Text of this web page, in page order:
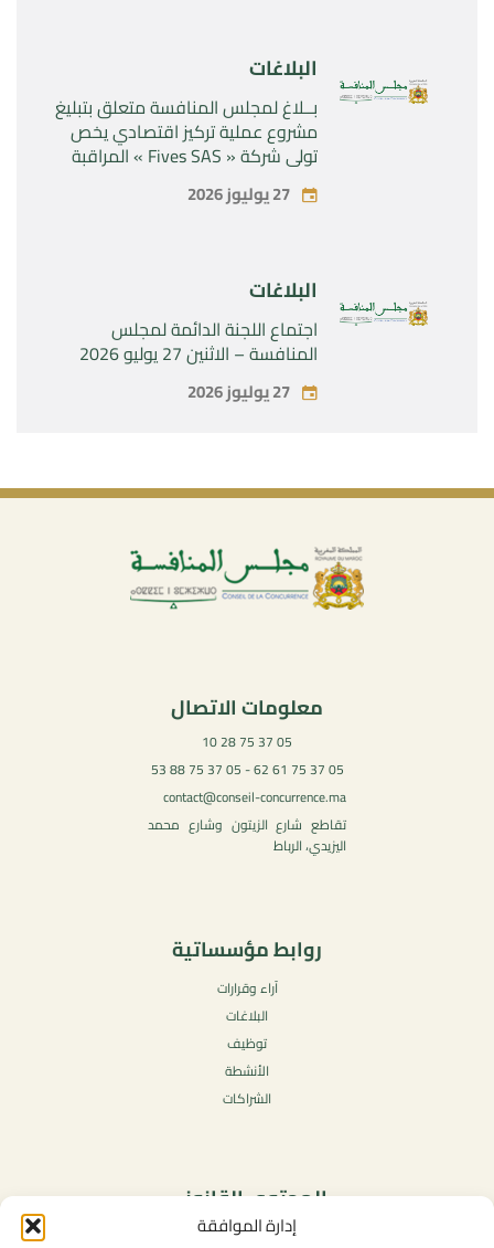
إدارة الموافقة
البلاغات
بــلاغ لمجلس المنافسة متعلق بتبليغ
مشروع عملية تركيز اقتصادي يخص
تولي شركة « Fives SAS » المراقبة
SAS »27 يوليوز 2026
البلاغات
اجتماع اللجنة الدائمة لمجلس
المنافسة – الاثنين 27 يوليو 2026
27 يوليوز 2026
معلومات الاتصال
05 37 75 28 10
05 37 75 61 62 - 05 37 75 88 53
contact@conseil-concurrence.ma
تقاطع شارع الزيتون وشارع محمد
اليزيدي، الرباط
روابط مؤسساتية
آراء وقرارات
البلاغات
توظيف
الأنشطة
الشراكات
المحتوى القانوني
سياسة الخصوصية